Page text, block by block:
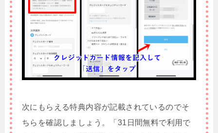
次にもらえる特典内容が記載されているのでそ
ちらを確認しましょう。「31日間無料で利用で